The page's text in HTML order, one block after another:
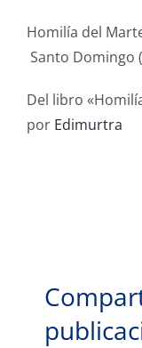
Homilía del
Santo Domingo
Del libro
por Edimurtra